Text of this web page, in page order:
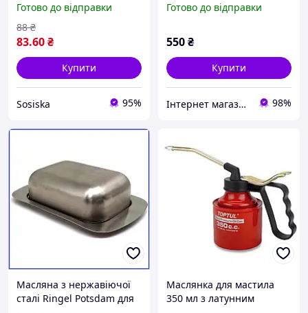
№PS-1
Готово до відправки
83.60₴
88 ₴
Купити
Sosiska 95%
Готово до відправки
550₴
Купити
Iнтернет магазин Барахолочка 98%
Масляна з нержавіючої
сталі Ringel Potsdam для
Маслянка для мастила
350 мл з латунним